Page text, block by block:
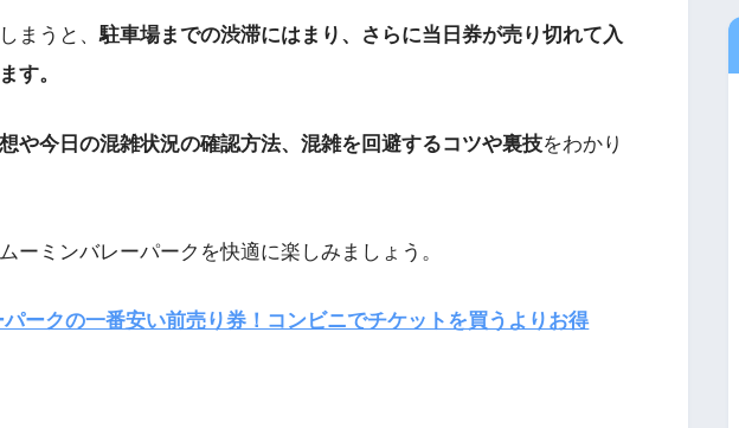
まうと、駐車場までの渋滞にはまり、さらに当日券が売り切れて入
す。
や今日の混雑状況の確認方法、混雑を回避するコツや裏技をわかり
ーミンバレーパークを快適に楽しみましょう。
ークの一番安い前売り券！コンビニでチケットを買うよりお得